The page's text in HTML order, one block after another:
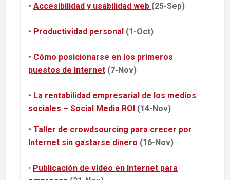
• Accesibilidad y usabilidad web (25-Sep)
• Productividad personal (1-Oct)
• Cómo posicionarse en los primeros
puestos de Internet (7-Nov)
• La rentabilidad empresarial de los medios
sociales – Social Media ROI (14-Nov)
• Taller de crowdsourcing para crecer por
Internet sin gastarse dinero (16-Nov)
• Publicación de vídeo en Internet para